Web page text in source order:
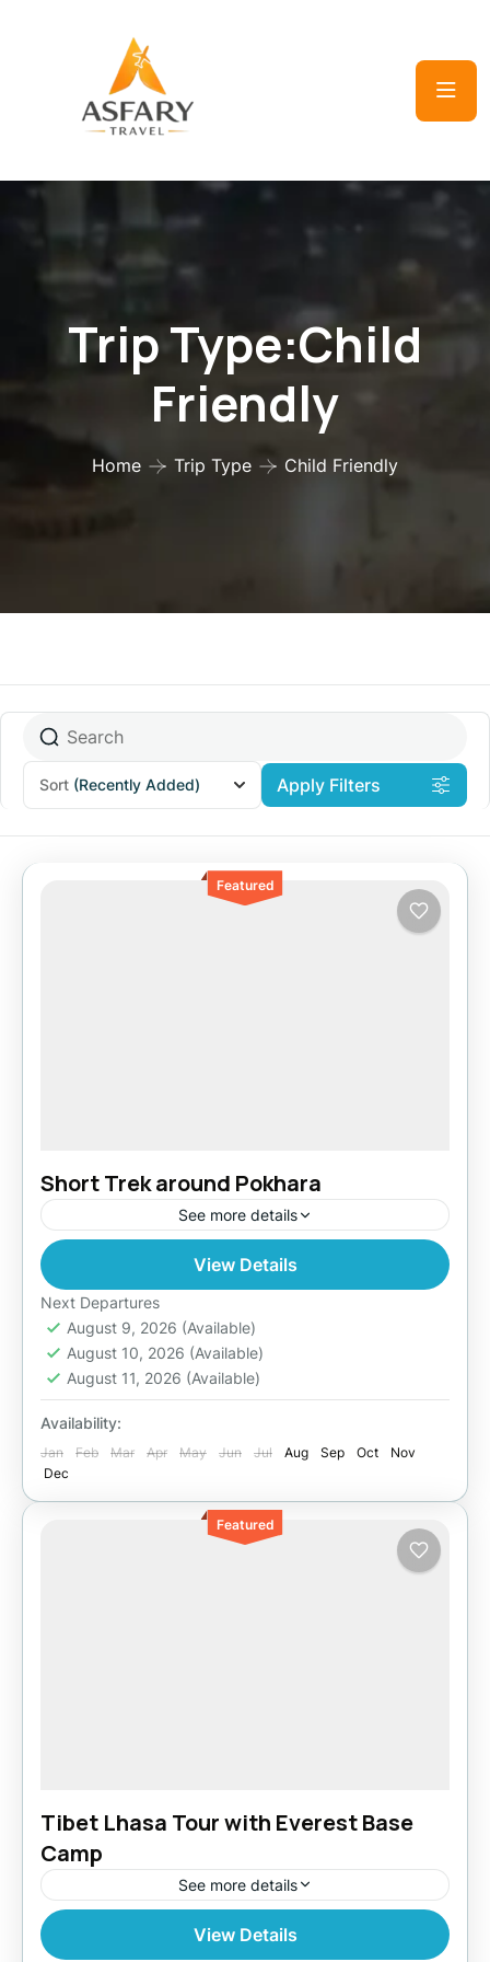
Trip Type:Child
Friendly
Home Trip Type Child Friendly
Sort (Recently Added) Apply Filters
Featured
Short Trek around Pokhara
See more details
Easy
View Details
Next Departures
August 9, 2026 (Available)
August 10, 2026 (Available)
August 11, 2026 (Available)
Availability:
Jan Feb Mar Apr May Jun Jul Aug Sep Oct
Nov
Dec
Featured
Tibet Lhasa Tour with Everest Base
Camp
See more details
View Details